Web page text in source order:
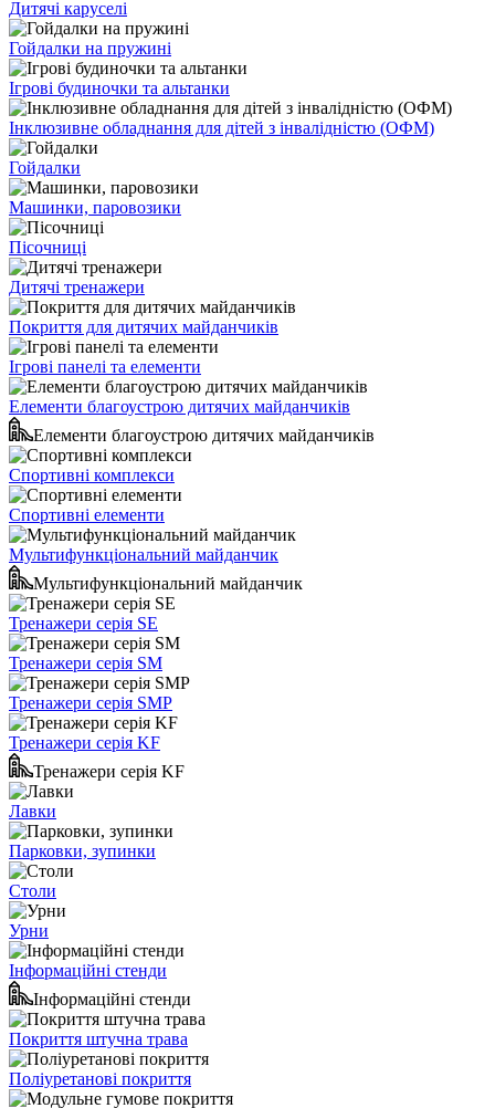
Дитячі каруселі
Гойдалки на пружині
Ігрові будиночки та альтанки
Інклюзивне обладнання для дітей з інвалідністю (ОФМ)
Гойдалки
Машинки, паровозики
Пісочниці
Дитячі тренажери
Покриття для дитячих майданчиків
Ігрові панелі та елементи
Елементи благоустрою дитячих майданчиків
Елементи благоустрою дитячих майданчиків
Спортивні комплекси
Спортивні елементи
Мультифункціональний майданчик
Мультифункціональний майданчик
Тренажери серія SE
Тренажери серія SM
Тренажери серія SMP
Тренажери серія KF
Тренажери серія KF
Лавки
Парковки, зупинки
Столи
Урни
Інформаційні стенди
Інформаційні стенди
Покриття штучна трава
Поліуретанові покриття